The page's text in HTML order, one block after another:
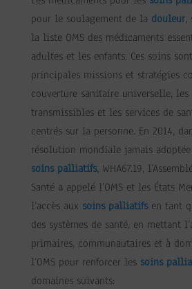
pour le soulagement de la douleur,
la liste OMS des médicaments
adultes et les enfants. Ces soins
principales missions et stratégies
couverture sanitaire universelle,
transmissibles et les services de
centrés sur la personne. En 2014,
résolution mondiale jamais
soins palliatifs, WHA67.19,
Santé a appelé l’OMS et les États
l’accès aux soins palliatifsen tant
des systèmes de santé, en mettant
primaires, communautaires et à
l’OMS pour renforcer les soins
domaines suivants: